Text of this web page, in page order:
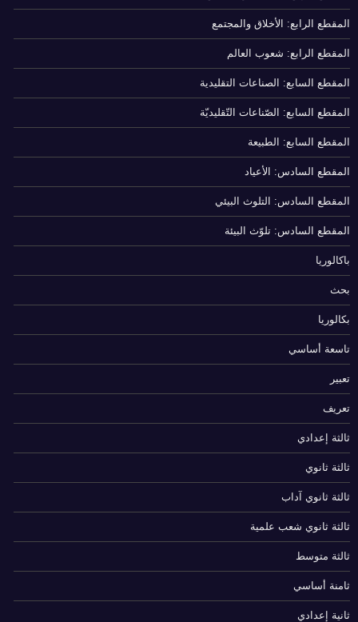
المقطع الرابع: الأخلاق والمجتمع
المقطع الرابع: شعوب العالم
المقطع السابع: الصناعات التقليدية
المقطع السابع: الصّناعات التّقليديّة
المقطع السابع: الطبيعة
المقطع السادس: الأعياد
المقطع السادس: التلوث البيئي
المقطع السادس: تلوّث البيئة
باكالوريا
بحث
بكالوريا
تاسعة أساسي
تعبير
تعريف
ثالثة إعدادي
ثالثة ثانوي
ثالثة ثانوي آداب
ثالثة ثانوي شعب علمية
ثالثة متوسط
ثامنة أساسي
ثانية إعدادي